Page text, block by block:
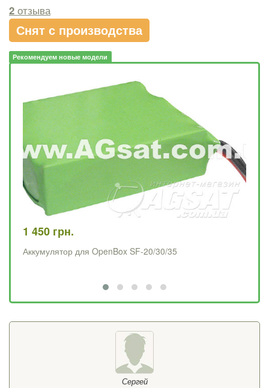
2 отзыва
Снят с производства
Рекомендуем новые модели
1 450 грн.
Аккумулятор для OpenBox SF-20/30/35
Сергей